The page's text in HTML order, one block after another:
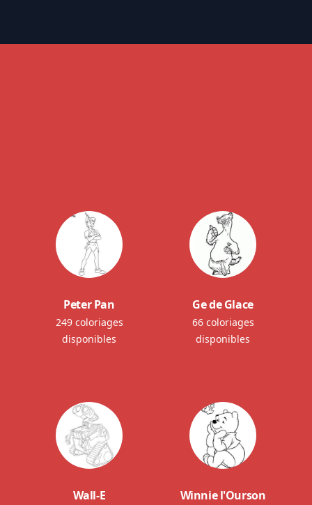
Peter Pan
249 coloriages
disponibles
Ge de Glace
66 coloriages
disponibles
Wall-E Winnie l'Ourson